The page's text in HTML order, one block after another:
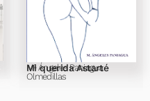
Mi querida Astarté
Mª Ángeles Paniagua
Olmedillas